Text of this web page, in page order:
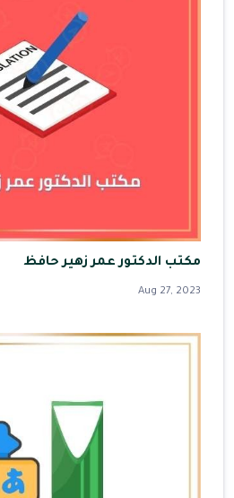
مكتب الدكتور عمر زهير حافظ
Aug 27, 2023